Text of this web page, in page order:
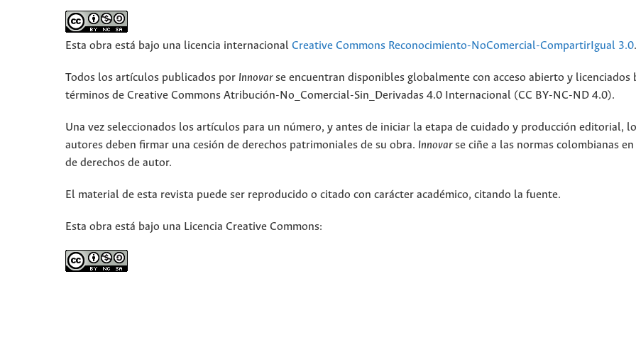
Esta obra está bajo una licencia internacional Creative Commons Reconocimiento-NoComercial-CompartirIgual 3.0.
Todos los artículos publicados por Innovarse encuentran disponibles globalmente con acceso abierto y licenciados
términos de Creative Commons Atribución-No_Comercial-Sin_Derivadas 4.0 Internacional (CC BY-NC-ND 4.0).
Una vez seleccionados los artículos para un número, y antes de iniciar la etapa de cuidado y producción editorial,
autores deben firmar una cesión de derechos patrimoniales de su obra. Innovarse ciñe a las normas colombianas
de derechos de autor.
El material de esta revista puede ser reproducido o citado con carácter académico, citando la fuente.
Esta obra está bajo una Licencia Creative Commons: